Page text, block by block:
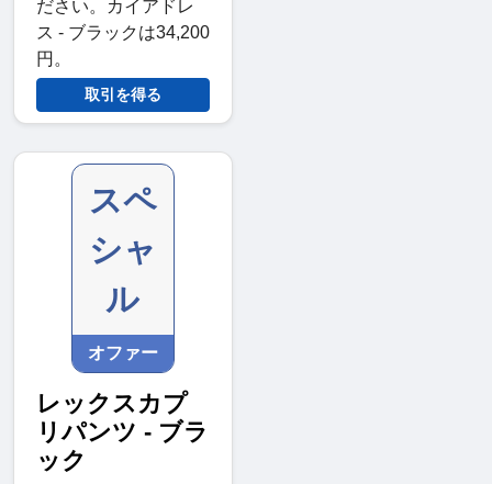
ださい。カイアドレ
ス - ブラックは34,200
円。
取引を得る
スペ
シャ
ル
オファー
レックスカプ
リパンツ - ブラ
ック